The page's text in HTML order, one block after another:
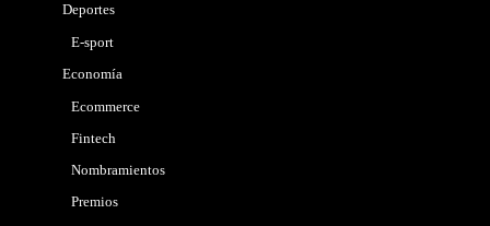
Deportes
E-sport
Economía
Ecommerce
Fintech
Nombramientos
Premios